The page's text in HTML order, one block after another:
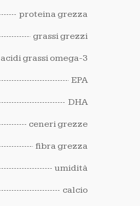
proteina grezza
grassi grezzi
acidi grassi omega-3
EPA
DHA
ceneri grezze
fibra grezza
umidità
calcio